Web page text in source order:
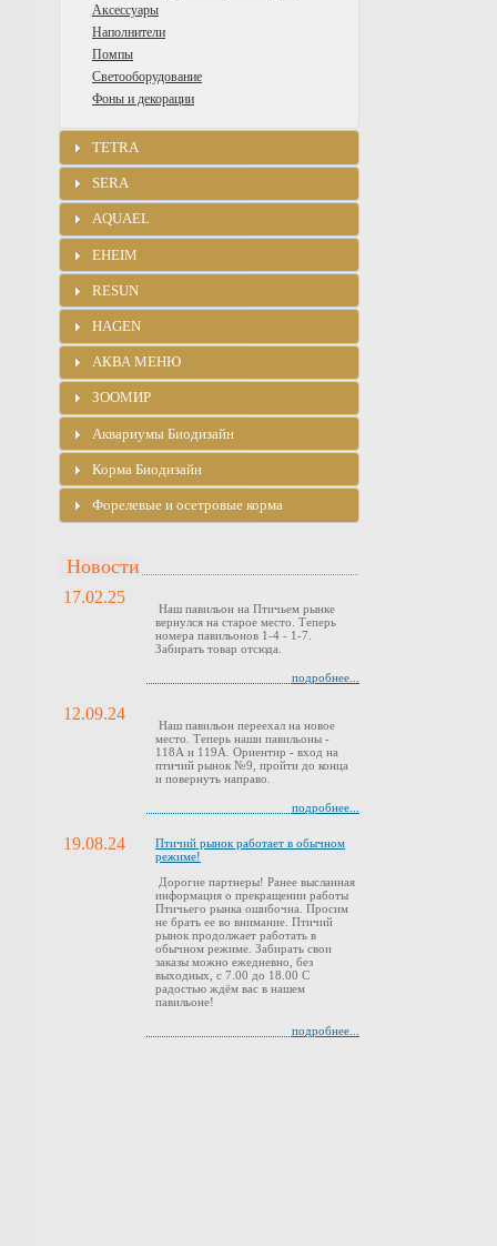
Аксессуары
Наполнители
Помпы
Светооборудование
Фоны и декорации
TETRA
SERA
AQUAEL
EHEIM
RESUN
HAGEN
АКВА МЕНЮ
ЗООМИР
Аквариумы Биодизайн
Корма Биодизайн
Форелевые и осетровые корма
Новости
17.02.25
Наш павильон на Птичьем рынке
вернулся на старое место. Теперь
номера павильонов 1-4 - 1-7.
Забирать товар отсюда.
подробнее...
12.09.24
Наш павильон переехал на новое
место. Теперь наши павильоны -
118А и 119А. Ориентир - вход на
птичий рынок №9, пройти до конца
и повернуть направо.
подробнее...
19.08.24
Птичий рынок работает в обычном
режиме!
Дорогие партнеры! Ранее высланная
информация о прекращении работы
Птичьего рынка ошибочна. Просим
не брать ее во внимание. Птичий
рынок продолжает работать в
обычном режиме. Забирать свои
заказы можно ежедневно, без
выходных, с 7.00 до 18.00 С
радостью ждём вас в нашем
павильоне!
подробнее...